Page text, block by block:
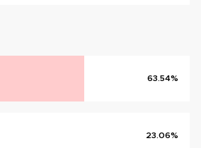
63.54%
23.06%